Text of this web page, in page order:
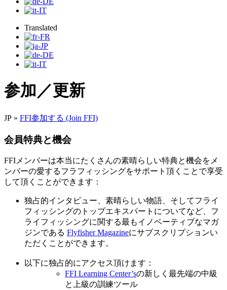
Translated
参加／更新
JP » FFI参加する (Join FFI)
会員特典と機会
FFIメンバーは本当にたくさんの素晴らしい特典と機会をメ
ンバーの愛するフラフィッシングをサポート頂くことで享受
して頂くことができます：
独占的インタビュー、素晴らしい物語、そしてフライ
フィッシングのトップエキスパートについてなど、フ
ライフィッシングに関する最もイノベーティブなマガ
ジンである Flyfisher Magazineにサブスクリプションい
ただくことができます。
以下に独占的にアクセス頂けます：
FFI Learning Center’sの新しく最先端の中級
と上級の訓練ツール